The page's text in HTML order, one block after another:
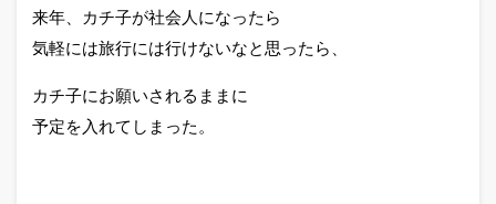
来年、カチ子が社会人になったら
気軽には旅行には行けないなと思ったら、
カチ子にお願いされるままに
予定を入れてしまった。